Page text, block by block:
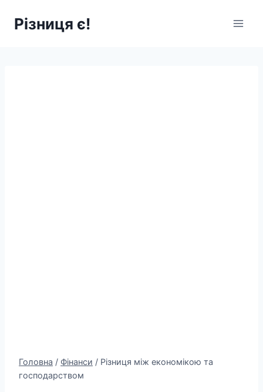
Різниця є!
Головна / Фінанси / Різниця між економікою та
господарством